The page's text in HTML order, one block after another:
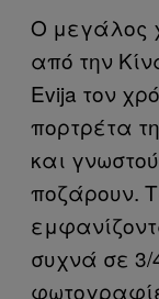
Ο μεγάλος
από την
Evija τον
πορτρέτα
και
ποζάρουν.
συχνά σε 3/